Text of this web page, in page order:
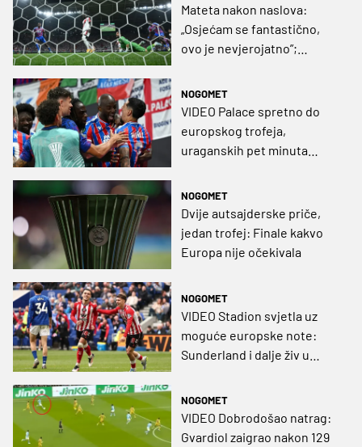
Mateta nakon naslova:
„Osjećam se fantastično,
ovo je nevjerojatno”;
boli cijeli život”
NOGOMET
VIDEO Palace spretno do
europskog trofeja,
uraganskih pet minuta
NOGOMET
Dvije autsajderske priče,
jedan trofej: Finale kakvo
Europa nije očekivala
NOGOMET
VIDEO Stadion svjetla uz
moguće europske note:
Sunderland i dalje živ u
NOGOMET
VIDEO Dobrodošao natrag:
Gvardiol zaigrao nakon 129